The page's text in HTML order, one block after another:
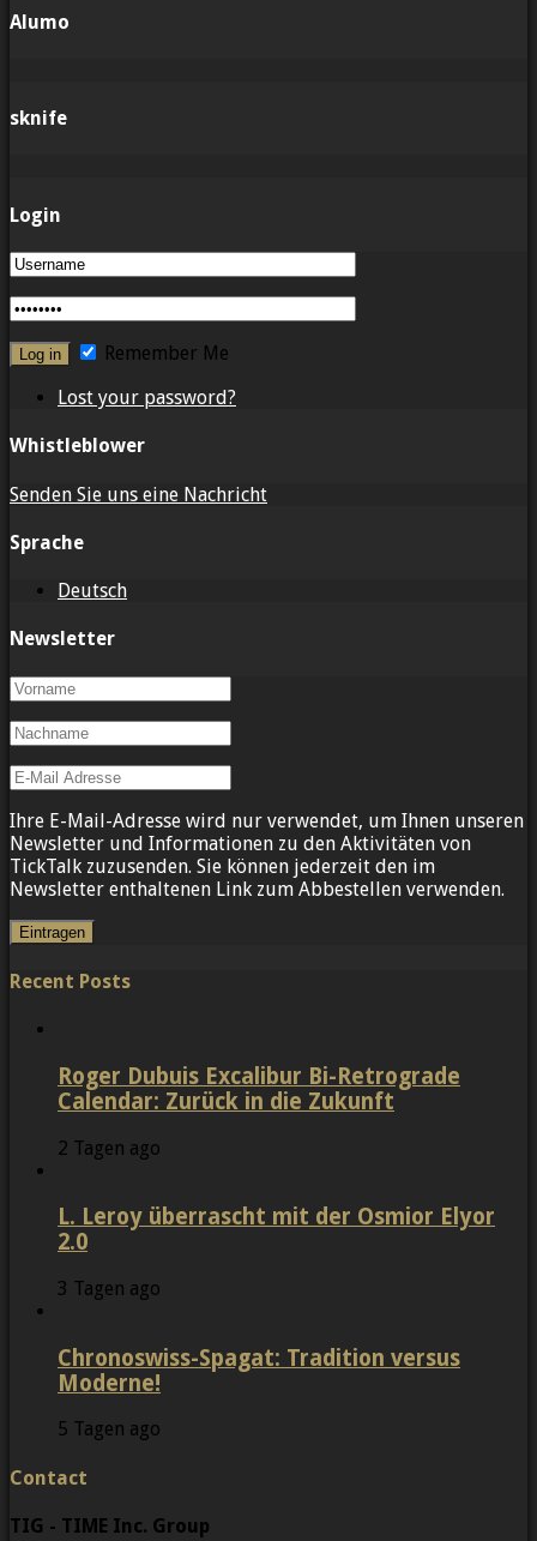
Alumo
sknife
Login
Remember Me
Lost your password?
Whistleblower
Senden Sie uns eine Nachricht
Sprache
Deutsch
Newsletter
Ihre E-Mail-Adresse wird nur verwendet, um Ihnen unseren
Newsletter und Informationen zu den Aktivitäten von
TickTalk zuzusenden. Sie können jederzeit den im
Newsletter enthaltenen Link zum Abbestellen verwenden.
Recent Posts
Roger Dubuis Excalibur Bi-Retrograde
Calendar: Zurück in die Zukunft
2 Tagen ago
L. Leroy überrascht mit der Osmior Elyor
2.0
3 Tagen ago
Chronoswiss-Spagat: Tradition versus
Moderne!
5 Tagen ago
Contact
TIG - TIME Inc. Group